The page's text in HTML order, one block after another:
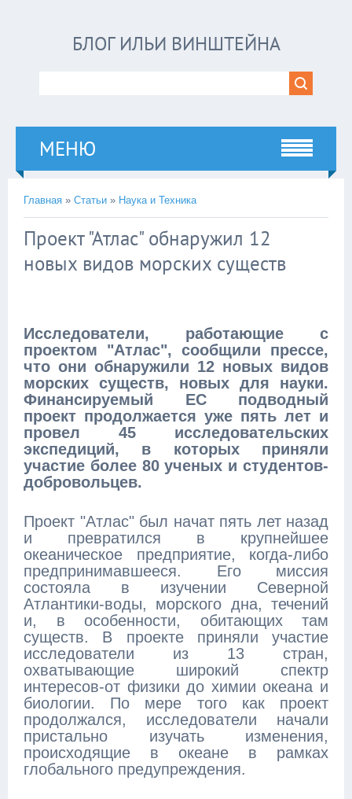
БЛОГ ИЛЬИ ВИНШТЕЙНА
МЕНЮ
Главная » Статьи » Наука и Техника
Проект "Атлас" обнаружил 12
новых видов морских существ
Исследователи, работающие с
проектом "Атлас", сообщили прессе,
что они обнаружили 12 новых видов
морских существ, новых для науки.
Финансируемый ЕС подводный
проект продолжается уже пять лет и
провел 45 исследовательских
экспедиций, в которых приняли
участие более 80 ученых и студентов-
добровольцев.
Проект "Атлас" был начат пять лет назад
и превратился в крупнейшее
океаническое предприятие, когда-либо
предпринимавшееся. Его миссия
состояла в изучении Северной
Атлантики-воды, морского дна, течений
и, в особенности, обитающих там
существ. В проекте приняли участие
исследователи из 13 стран,
охватывающие широкий спектр
интересов-от физики до химии океана и
биологии. По мере того как проект
продолжался, исследователи начали
пристально изучать изменения,
происходящие в океане в рамках
глобального предупреждения.